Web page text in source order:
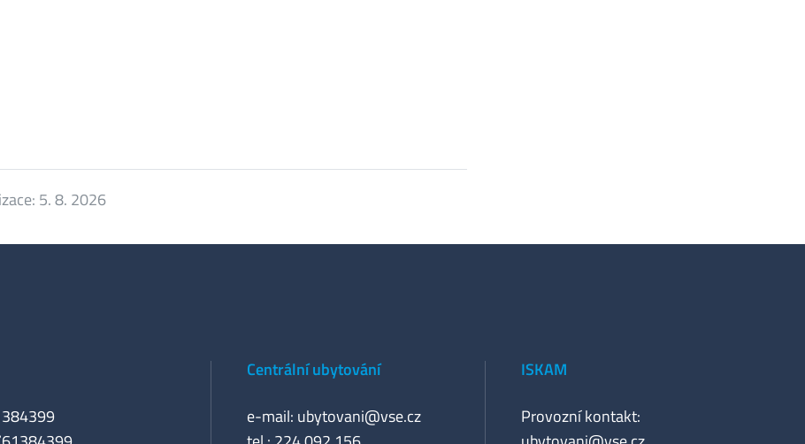
5. 8. 2026
Centrální ubytování
e-mail: ubytovani@vse.cz
ISKAM
Provozní kontakt: